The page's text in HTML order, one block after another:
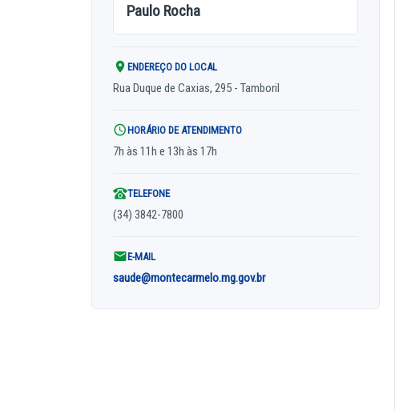
Paulo Rocha
ENDEREÇO DO LOCAL
Rua Duque de Caxias, 295 - Tamboril
HORÁRIO DE ATENDIMENTO
7h às 11h e 13h às 17h
TELEFONE
(34) 3842-7800
E-MAIL
saude@montecarmelo.mg.gov.br